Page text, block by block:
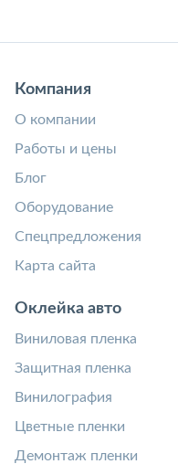
Компания
О компании
Работы и цены
Блог
Оборудование
Спецпредложения
Карта сайта
Оклейка авто
Виниловая пленка
Защитная пленка
Винилография
Цветные пленки
Демонтаж пленки